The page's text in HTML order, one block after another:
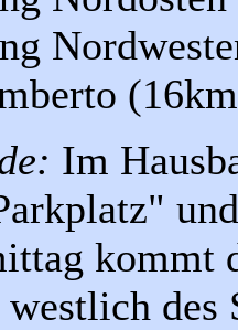
Im
kommt
westlich des